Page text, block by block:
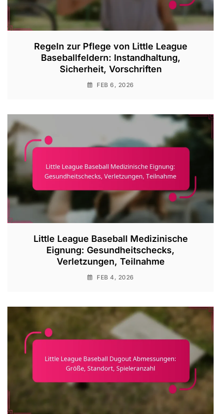
Regeln zur Pflege von Little League
Baseballfeldern: Instandhaltung,
Sicherheit, Vorschriften
FEB 6, 2026
Little League Baseball Medizinische
Eignung: Gesundheitschecks,
Verletzungen, Teilnahme
FEB 4, 2026